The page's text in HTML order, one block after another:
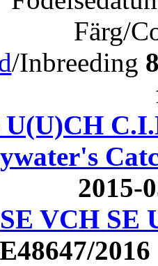
Färg/
/Inbreeding
U(U)CH
SE VCH SE